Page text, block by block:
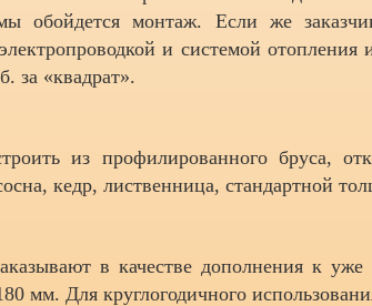
обойдется монтаж. Если же
и системой отопления
за «квадрат».
из профилированного бруса,
кедр, лиственница, стандартной
в качестве дополнения к
мм. Для круглогодичного